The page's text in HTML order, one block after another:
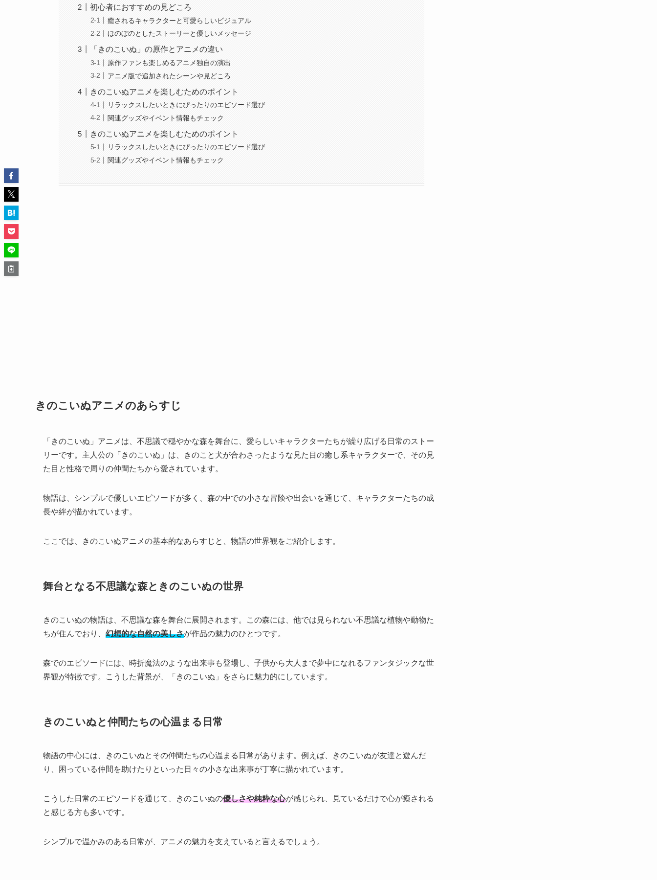
初心者におすすめの見どころ
癒されるキャラクターと可愛らしいビジュアル
ほのぼのとしたストーリーと優しいメッセージ
「きのこいぬ」の原作とアニメの違い
原作ファンも楽しめるアニメ独自の演出
アニメ版で追加されたシーンや見どころ
きのこいぬアニメを楽しむためのポイント
リラックスしたいときにぴったりのエピソード選び
関連グッズやイベント情報もチェック
きのこいぬアニメを楽しむためのポイント
リラックスしたいときにぴったりのエピソード選び
関連グッズやイベント情報もチェック
きのこいぬアニメのあらすじ
「きのこいぬ」アニメは、不思議で穏やかな森を舞台に、愛らしいキャラクターたちが繰り広げる日常のストー
リーです。主人公の「きのこいぬ」は、きのこと犬が合わさったような見た目の癒し系キャラクターで、その見
た目と性格で周りの仲間たちから愛されています。
物語は、シンプルで優しいエピソードが多く、森の中での小さな冒険や出会いを通じて、キャラクターたちの成
長や絆が描かれています。
ここでは、きのこいぬアニメの基本的なあらすじと、物語の世界観をご紹介します。
舞台となる不思議な森ときのこいぬの世界
きのこいぬの物語は、不思議な森を舞台に展開されます。この森には、他では見られない不思議な植物や動物た
ちが住んでおり、 幻想的な自然の美しさが作品の魅力のひとつです。
森でのエピソードには、時折魔法のような出来事も登場し、子供から大人まで夢中になれるファンタジックな世
界観が特徴です。こうした背景が、「きのこいぬ」をさらに魅力的にしています。
きのこいぬと仲間たちの心温まる日常
物語の中心には、きのこいぬとその仲間たちの心温まる日常があります。例えば、きのこいぬが友達と遊んだ
り、困っている仲間を助けたりといった日々の小さな出来事が丁寧に描かれています。
こうした日常のエピソードを通じて、きのこいぬの優しさや純粋な心が感じられ、見ているだけで心が癒される
と感じる方も多いです。
シンプルで温かみのある日常が、アニメの魅力を支えていると言えるでしょう。